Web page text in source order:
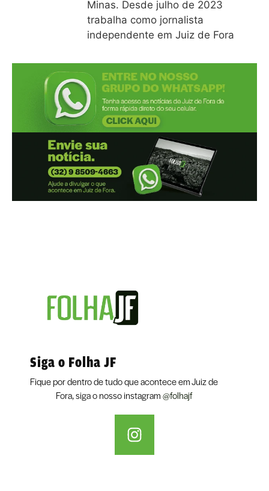
Minas. Desde julho de 2023
trabalha como jornalista
independente em Juiz de Fora
Siga o Folha JF
Fique por dentro de tudo que acontece em Juiz de
Fora, siga o nosso instagram@folhajf